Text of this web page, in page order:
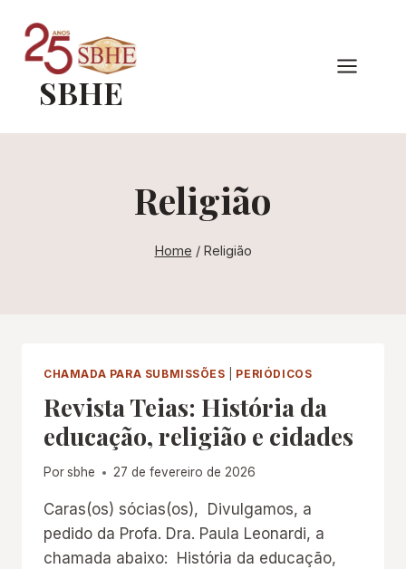
para
ConteúdoSBHE
Religião
Home / Religião
CHAMADA PARA SUBMISSÕES PERIÓDICOS
Revista Teias: História da
educação, religião e cidades
Porsbhe 27 de fevereiro de 2026
Caras(os) sócias(os), Divulgamos, a
pedido da Profa. Dra. Paula Leonardi, a
chamada abaixo: História da educação,